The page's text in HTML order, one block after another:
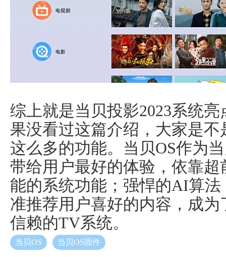
综上就是当贝投影2023系统
果没看过这篇介绍，大家是
这么多的功能。当贝OS作为
带给用户最好的体验，依靠
能的系统功能；强悍的AI算
准推荐用户喜好的内容，成
信赖的TV系统。
当贝OS 当贝OS固件